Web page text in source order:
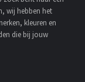
wij hebben het
kleuren en
die bij jouw